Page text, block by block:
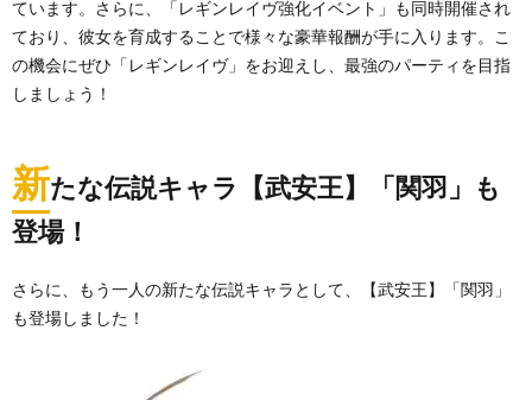
ています。さらに、「レギンレイヴ強化イベント」も同時開催され
ており、彼女を育成することで様々な豪華報酬が手に入ります。こ
の機会にぜひ「レギンレイヴ」をお迎えし、最強のパーティを目指
しましょう！
新たな伝説キャラ【武安王】「関羽」も
登場！
さらに、もう一人の新たな伝説キャラとして、【武安王】「関羽」
も登場しました！